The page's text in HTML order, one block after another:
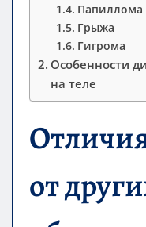
Папиллома
Грыжа
Гигрома
Особенности
на теле
от